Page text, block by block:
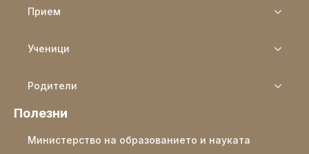
Прием
Ученици
Родители
Полезни
Министерство на образованието и науката